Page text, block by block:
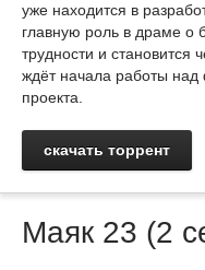
уже находится в
главную роль в драме о
трудности и
ждёт начала работы
проекта.
скачать торрент
Маяк 23 (2